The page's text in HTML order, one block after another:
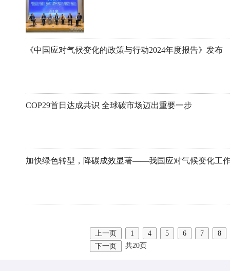
《中国应对气候变化的政策与行动2024年度报告》发布
COP29首日达成共识 全球碳市场迈出重要一步
加快绿色转型，降碳成效显著——我国应对气候变化工
上一页 1 4 5 6 7
8
下一页
共20页